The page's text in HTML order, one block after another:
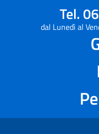
Tel.
dal Lunedì al